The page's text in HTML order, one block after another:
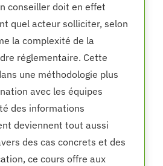
conseiller doit en effet
quel acteur solliciter, selon
la complexité de la
réglementaire. Cette
une méthodologie plus
avec les équipes
des informations
deviennent tout aussi
des cas concrets et des
ce cours offre aux